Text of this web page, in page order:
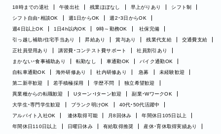
18時までの退社
午後出社 残業ほぼなし 早上がりあり
シフト制
シフト自由・相談OK
週1日からOK
週2・3日からOK
週4日以上OK
1日4h以内OK 9時～勤務OK
社保完備
引っ越し補助/住宅手当あり
昇給あり 賞与あり 残業代支給
交通費支給
正社員登用あり
講習費・コンテスト費サポート
社員割引あり
まかない・食事補助あり
転勤なし 車通勤OK
バイク通勤OK
自転車通勤OK
海外研修あり 社内研修あり 急募
未経験歓迎
第二新卒歓迎
若手積極採用 学歴不問
独立希望歓迎
異業種からの転職歓迎
Uターン・Iターン歓迎
副業・WワークOK
大学生・専門学生歓迎
ブランク明けOK
40代・50代活躍中
アルバイト入社OK
連休取得可能 月8回休み
年間休日105日以上
年間休日110日以上
日曜日休み 有給取得推奨
産休・育休取得実績あり